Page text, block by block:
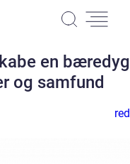
en
og samfund